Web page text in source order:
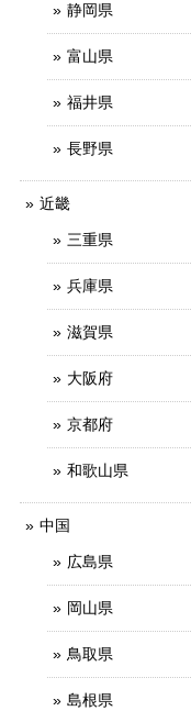
静岡県
富山県
福井県
長野県
近畿
三重県
兵庫県
滋賀県
大阪府
京都府
和歌山県
中国
広島県
岡山県
鳥取県
島根県